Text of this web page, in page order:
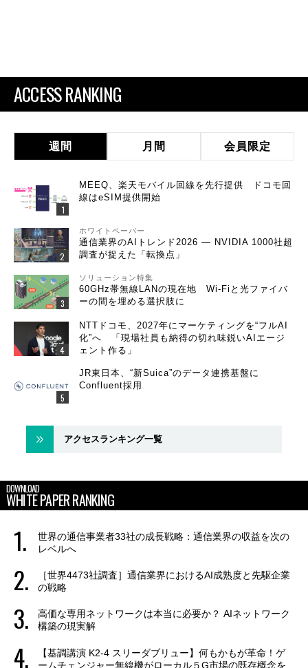
ACCESS RANKING
週間 月間 会員限定
MEEQ、楽天モバイル回線を先行提供 ドコモ回
線はeSIM提供開始
ホワイトペーパー
通信業界のAIトレンド2026 ― NVIDIA 1000社超
調査が捉えた「転換点」
ソリューション特集
60GHz帯無線LANの現在地 Wi-Fiと光ファイバ
ーの間を埋める選択肢に
NTTドコモ、2027年にマーケティングを“フルAI
化”へ 「現場社員も納得の切れ味鋭いAIエージ
ェント作る」
JR東日本、“新Suica”のデータ連携基盤に
Confluent採用
アクセスランキング一覧
DOWNLOAD
WHITE PAPER RANKING
世界の通信事業者33社の成長戦略：通信業界の収益を次の
レベルへ
［世界4473社調査］通信業界におけるAI成熟度と先駆企業
の戦略
高価な専用ネットワークは本当に必要か？ AIネットワーク
構築の現実解
【基調講演 K2-4 スリーダブリュー】何もかもが革命！ゲ
ームチェンジャー無線機がローカル５G市場の既存概念を